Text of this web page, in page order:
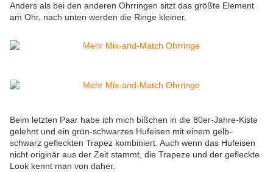
Anders als bei den anderen Ohrringen sitzt das größte Element
am Ohr, nach unten werden die Ringe kleiner.
Beim letzten Paar habe ich mich bißchen in die 80er-Jahre-Kiste
gelehnt und ein grün-schwarzes Hufeisen mit einem gelb-
schwarz gefleckten Trapez kombiniert. Auch wenn das Hufeisen
nicht originär aus der Zeit stammt, die Trapeze und der gefleckte
Look kennt man von daher.